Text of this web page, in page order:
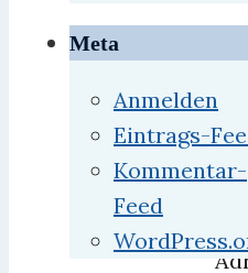
E-
Meta
Anmelden
Eintrags-
Kommentar-
Feed